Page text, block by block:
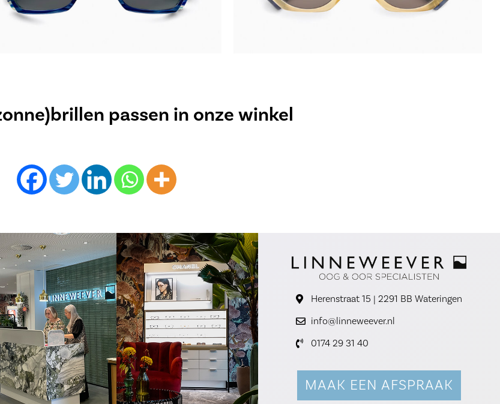
passen in onze winkel
Herenstraat 15 | 2291 BB Wateringen
info@linneweever.nl
0174 29 31 40
MAAK EEN AFSPRAAK